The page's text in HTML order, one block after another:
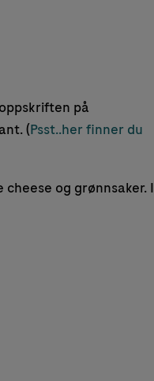
på
(Psst..her finner du
og grønnsaker. I